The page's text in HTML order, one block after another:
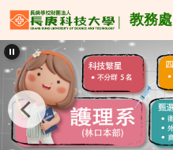
跳
到
主
要
內
容
區
教務處